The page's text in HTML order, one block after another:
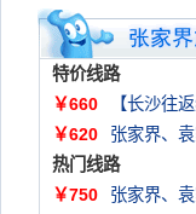
特价线路
￥660
【长沙往
￥620
张家界、
热门线路
￥750
张家界、